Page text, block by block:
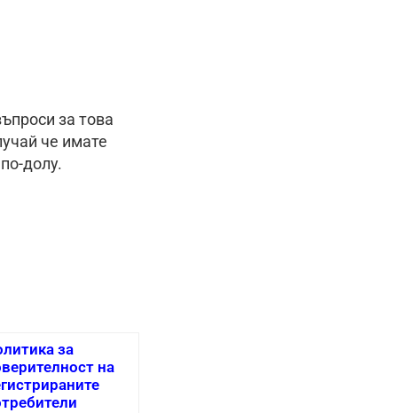
за това
че имате
долу.
за
на